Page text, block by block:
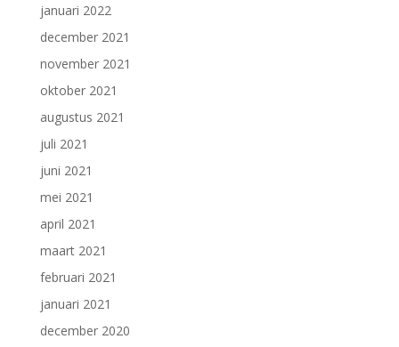
januari 2022
december 2021
november 2021
oktober 2021
augustus 2021
juli 2021
juni 2021
mei 2021
april 2021
maart 2021
februari 2021
januari 2021
december 2020